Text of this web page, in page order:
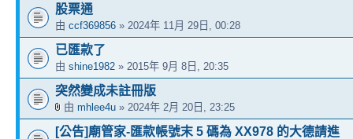
股票通
由 ccf369856 » 2024年 11月 29日, 00:28
已匯款了
由 shine1982 » 2015年 9月 8日, 20:35
突然變成未註冊版
由 mhlee4u » 2024年 2月 20日, 23:25
[公告]廟管家-匯款帳號末 5 碼為 XX978 的大德請進